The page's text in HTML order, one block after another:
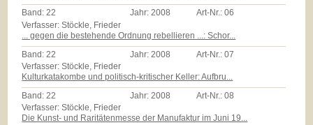
Band:22 Jahr:2008 Art-Nr.:06
Verfasser: Stöckle, Frieder
... gegen die bestehende Ordnung rebellieren ...: Schor...
Band: 22 Jahr: 2008 Art-Nr.:07
Verfasser: Stöckle, Frieder
Kulturkatakombe und politisch-kritischer Keller: Aufbru...
Band:22 Jahr:2008 Art-Nr.:08
Verfasser: Stöckle, Frieder
Die Kunst- und Raritätenmesse der Manufaktur im Juni 19...